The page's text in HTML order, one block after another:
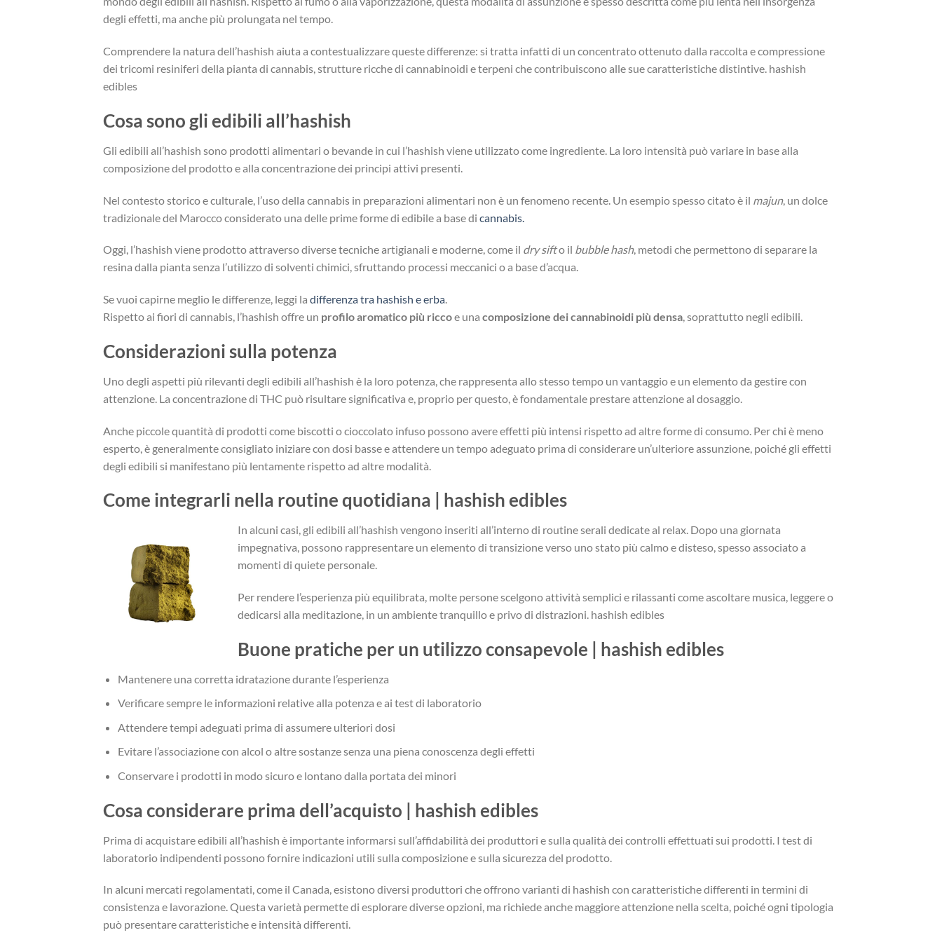
degli effetti, ma anche più prolungata nel tempo.
Comprendere la natura dell’hashish aiuta a contestualizzare queste differenze: si tratta infatti di un concentrato ottenuto dalla raccolta e compressione
dei tricomi resiniferi della pianta di cannabis, strutture ricche di cannabinoidi e terpeni che contribuiscono alle sue caratteristiche distintive. hashish
edibles
Cosa sono gli edibili all’hashish
Gli edibili all’hashish sono prodotti alimentari o bevande in cui l’hashish viene utilizzato come ingrediente. La loro intensità può variare in base alla
composizione del prodotto e alla concentrazione dei principi attivi presenti.
Nel contesto storico e culturale, l’uso della cannabis in preparazioni alimentari non è un fenomeno recente. Un esempio spesso citato è il majun, un dolce
tradizionale del Marocco considerato una delle prime forme di edibile a base di cannabis.
Oggi, l’hashish viene prodotto attraverso diverse tecniche artigianali e moderne, come il dry sifto il bubble hash, metodi che permettono di separare la
resina dalla pianta senza l’utilizzo di solventi chimici, sfruttando processi meccanici o a base d’acqua.
Se vuoi capirne meglio le differenze, leggi la differenza tra hashish e erba.
Rispetto ai fiori di cannabis, l’hashish offre un profilo aromatico più riccoe una composizione dei cannabinoidi più densa, soprattutto negli edibili.
Considerazioni sulla potenza
Uno degli aspetti più rilevanti degli edibili all’hashish è la loro potenza, che rappresenta allo stesso tempo un vantaggio e un elemento da gestire con
attenzione. La concentrazione di THC può risultare significativa e, proprio per questo, è fondamentale prestare attenzione al dosaggio.
Anche piccole quantità di prodotti come biscotti o cioccolato infuso possono avere effetti più intensi rispetto ad altre forme di consumo. Per chi è meno
esperto, è generalmente consigliato iniziare con dosi basse e attendere un tempo adeguato prima di considerare un’ulteriore assunzione, poiché gli effetti
degli edibili si manifestano più lentamente rispetto ad altre modalità.
Come integrarli nella routine quotidiana | hashish edibles
In alcuni casi, gli edibili all’hashish vengono inseriti all’interno di routine serali dedicate al relax. Dopo una giornata
impegnativa, possono rappresentare un elemento di transizione verso uno stato più calmo e disteso, spesso associato a
momenti di quiete personale.
Per rendere l’esperienza più equilibrata, molte persone scelgono attività semplici e rilassanti come ascoltare musica, leggere o
dedicarsi alla meditazione, in un ambiente tranquillo e privo di distrazioni. hashish edibles
Buone pratiche per un utilizzo consapevole | hashish edibles
Mantenere una corretta idratazione durante l’esperienza
Verificare sempre le informazioni relative alla potenza e ai test di laboratorio
Attendere tempi adeguati prima di assumere ulteriori dosi
Evitare l’associazione con alcol o altre sostanze senza una piena conoscenza degli effetti
Conservare i prodotti in modo sicuro e lontano dalla portata dei minori
Cosa considerare prima dell’acquisto | hashish edibles
Prima di acquistare edibili all’hashish è importante informarsi sull’affidabilità dei produttori e sulla qualità dei controlli effettuati sui prodotti. I test di
laboratorio indipendenti possono fornire indicazioni utili sulla composizione e sulla sicurezza del prodotto.
In alcuni mercati regolamentati, come il Canada, esistono diversi produttori che offrono varianti di hashish con caratteristiche differenti in termini di
consistenza e lavorazione. Questa varietà permette di esplorare diverse opzioni, ma richiede anche maggiore attenzione nella scelta, poiché ogni tipologia
può presentare caratteristiche e intensità differenti.